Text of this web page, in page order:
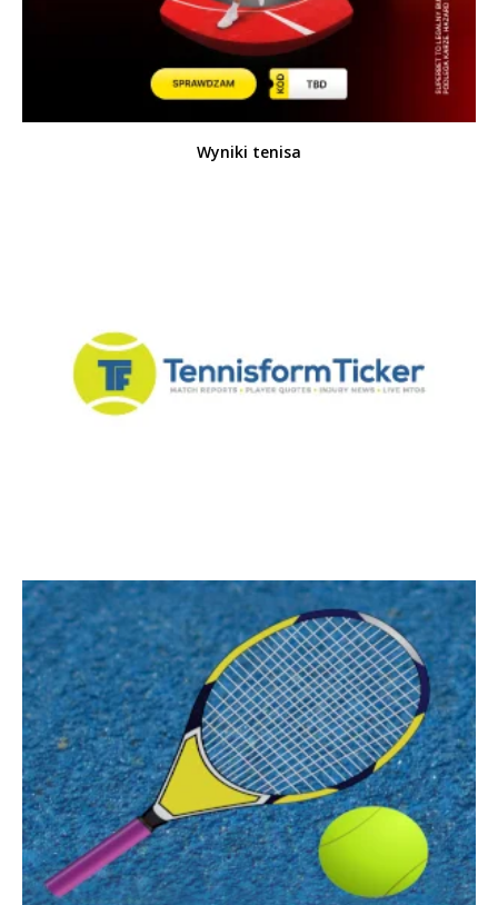
Wyniki tenisa